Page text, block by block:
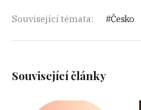
Související témata: Česko
Související články